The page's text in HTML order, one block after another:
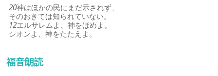
20神はほかの民にまだ示されず、
そのおきては知られていない。
12エルサレムよ、神をほめよ。
シオンよ、神をたたえよ。
福音朗読